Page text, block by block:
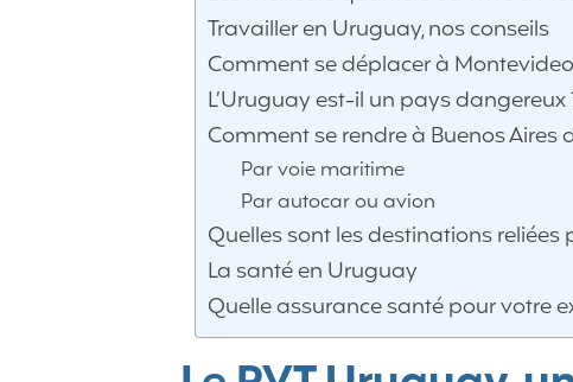
Travailler en Uruguay, nos conseils
Comment se déplacer à
L’Uruguay est-il un pays dangereux
Comment se rendre à Buenos Aires
Par voie maritime
Par autocar ou avion
Quelles sont les destinations
La santé en Uruguay
Quelle assurance santé pour votre